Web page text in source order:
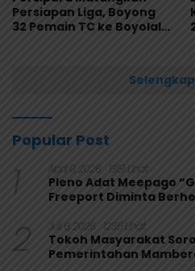
Persiapan Liga, Boyong
32 Pemain TC ke Boyolali
Popular Post
1 April 9, 2026 1351 Lihat
Pleno Adat Meepago
Freeport Diminta
2 Juli 6, 2026 1235 Lihat
Tokoh Masyarakat
Pemerintahan